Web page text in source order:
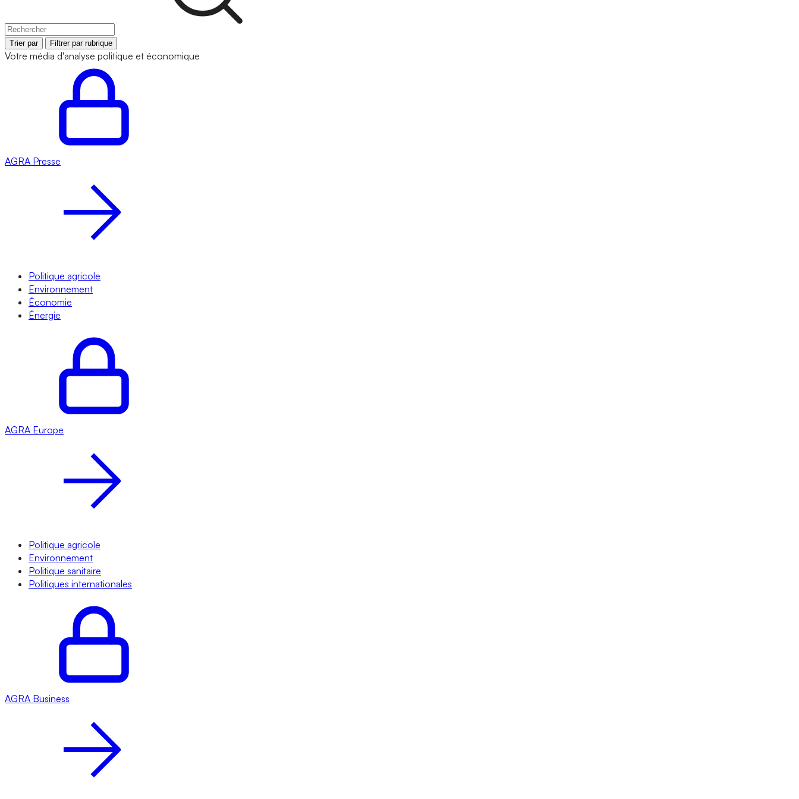
Trier par Filtrer par rubrique
Votre média d'analyse politique et économique
AGRA Presse
Politique agricole
Environnement
Économie
Énergie
AGRA Europe
Politique agricole
Environnement
Politique sanitaire
Politiques internationales
AGRA Business